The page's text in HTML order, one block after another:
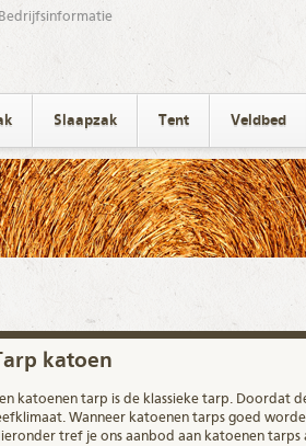
Bedrijfsinformatie
Slaapzak Tent Veldbed
katoen
katoenen tarp is de klassieke tarp. Doordat
Wanneer katoenen tarps goed
tref je ons aanbod aan katoenen tarps